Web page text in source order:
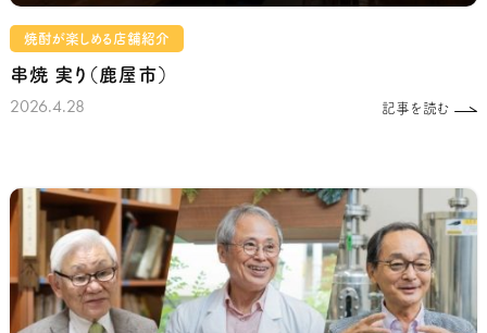
焼酎が楽しめる店舗紹介
串焼 実り（鹿屋市）
2026.4.28 記事を読む